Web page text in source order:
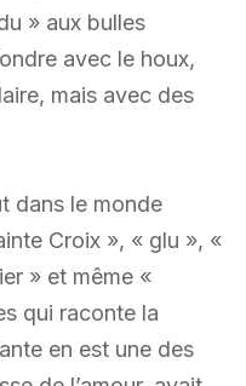
» aux bulles
avec le houx,
mais avec des
dans le monde
Croix », « glu », «
» et même «
qui raconte la
en est une des